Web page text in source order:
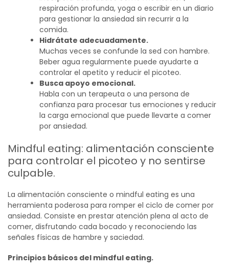
respiración profunda, yoga o escribir en un diario
para gestionar la ansiedad sin recurrir a la
comida.
Hidrátate adecuadamente.
Muchas veces se confunde la sed con hambre.
Beber agua regularmente puede ayudarte a
controlar el apetito y reducir el picoteo.
Busca apoyo emocional.
Habla con un terapeuta o una persona de
confianza para procesar tus emociones y reducir
la carga emocional que puede llevarte a comer
por ansiedad.
Mindful eating: alimentación consciente
para controlar el picoteo y no sentirse
culpable.
La alimentación consciente o mindful eating es una
herramienta poderosa para romper el ciclo de comer por
ansiedad. Consiste en prestar atención plena al acto de
comer, disfrutando cada bocado y reconociendo las
señales físicas de hambre y saciedad.
Principios básicos del mindful eating.